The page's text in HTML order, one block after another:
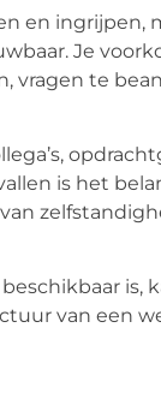
en ingrijpen,
Je
vragen te
is het
is,
van een